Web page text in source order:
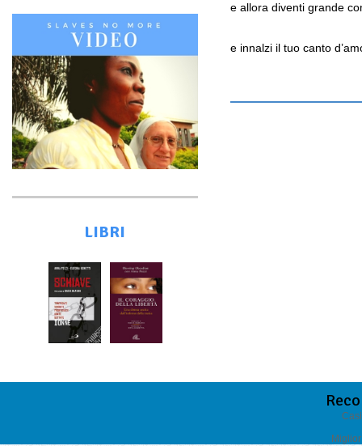
LIBRI
e allora diventi grande
e innalzi il tuo canto